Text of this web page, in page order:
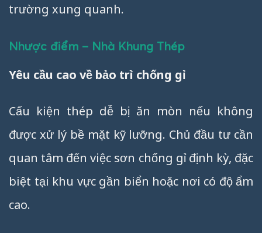
trường xung quanh.
Nhược điểm – Nhà Khung Thép
Yêu cầu cao về bảo trì chống gỉ
Cấu kiện thép dễ bị ăn mòn nếu không
được xử lý bề mặt kỹ lưỡng. Chủ đầu tư cần
quan tâm đến việc sơn chống gỉ định kỳ, đặc
biệt tại khu vực gần biển hoặc nơi có độ ẩm
cao.